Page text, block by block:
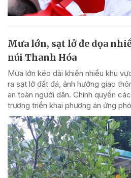
Mưa lớn, sạt lở đe dọa
núi Thanh Hóa
Mưa lớn kéo dài khiến nhiều khu
ra sạt lở đất đá, ảnh hưởng giao
an toàn người dân. Chính quyền
trương triển khai phương án ứng